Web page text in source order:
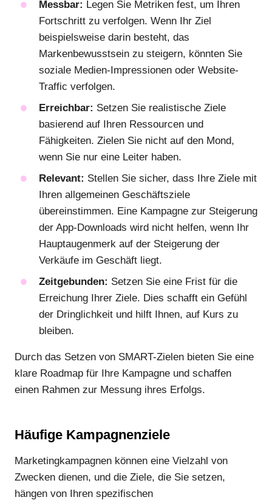
Messbar: Legen Sie Metriken fest, um Ihren
Fortschritt zu verfolgen. Wenn Ihr Ziel
beispielsweise darin besteht, das
Markenbewusstsein zu steigern, könnten Sie
soziale Medien-Impressionen oder Website-
Traffic verfolgen.
Erreichbar: Setzen Sie realistische Ziele
basierend auf Ihren Ressourcen und
Fähigkeiten. Zielen Sie nicht auf den Mond,
wenn Sie nur eine Leiter haben.
Relevant: Stellen Sie sicher, dass Ihre Ziele mit
Ihren allgemeinen Geschäftsziele
übereinstimmen. Eine Kampagne zur Steigerung
der App-Downloads wird nicht helfen, wenn Ihr
Hauptaugenmerk auf der Steigerung der
Verkäufe im Geschäft liegt.
Zeitgebunden: Setzen Sie eine Frist für die
Erreichung Ihrer Ziele. Dies schafft ein Gefühl
der Dringlichkeit und hilft Ihnen, auf Kurs zu
bleiben.
Durch das Setzen von SMART-Zielen bieten Sie eine
klare Roadmap für Ihre Kampagne und schaffen
einen Rahmen zur Messung ihres Erfolgs.
Häufige Kampagnenziele
Marketingkampagnen können eine Vielzahl von
Zwecken dienen, und die Ziele, die Sie setzen,
hängen von Ihren spezifischen